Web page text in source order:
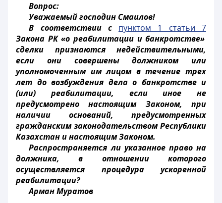
Вопрос:
Уважаемый господин Смаилов!
В соответствии с пунктом 1 статьи 7
Закона РК «о реабилитации и банкротстве»
сделки признаются недействительными,
если они совершены должником или
уполномоченным им лицом в течение трех
лет до возбуждения дела о банкротстве и
(или) реабилитации, если иное не
предусмотрено настоящим Законом, при
наличии оснований, предусмотренных
гражданским законодательством Республики
Казахстан и настоящим Законом.
Распространяется ли указанное право на
должника, в отношении которого
осуществляется процедура ускоренной
реабилитации?
Арман Муратов